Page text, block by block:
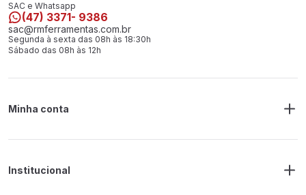
SAC e Whatsapp
(47) 3371- 9386
sac@rmferramentas.com.br
Segunda à sexta das 08h às 18:30h
Sábado das 08h às 12h
Minha conta
Endereço de Entrega
Institucional